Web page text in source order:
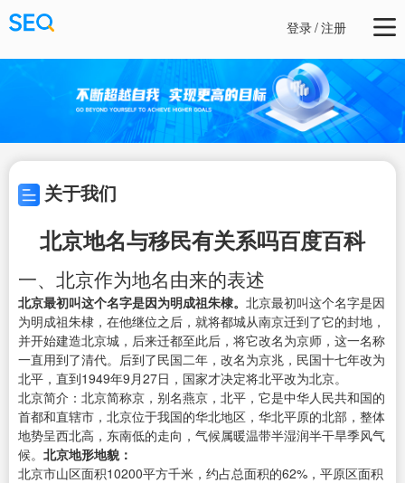
登录/注册
关于我们
北京地名与移民有关系吗百度百科
一、北京作为地名由来的表述
北京最初叫这个名字是因为明成祖朱棣。 北京最初叫这个名字是因
为明成祖朱棣，在他继位之后，就将都城从南京迁到了它的封地，
并开始建造北京城，后来迁都至此后，将它改名为京师，这一名称
一直用到了清代。后到了民国二年，改名为京兆，民国十七年改为
北平，直到1949年9月27日，国家才决定将北平改为北京。
北京简介：北京简称京，别名燕京，北平，它是中华人民共和国的
首都和直辖市，北京位于我国的华北地区，华北平原的北部，整体
地势呈西北高，东南低的走向，气候属暖温带半湿润半干旱季风气
候。 北京地形地貌：
北京市山区面积10200平方千米，约占总面积的62%，平原区面积